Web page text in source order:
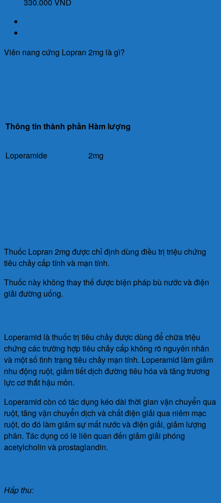
Viên nang cứng Lopran 2mg là gì?
Thông tin thành phần Hàm lượng
Loperamide 2mg
Thuốc Lopran 2mg được chỉ định dùng điều trị triệu chứng
tiêu chảy cấp tính và mạn tính.
Thuốc này không thay thế được biện pháp bù nước và điện
giải đường uống.
Loperamid là thuốc trị tiêu chảy được dùng để chữa triệu
chứng các trường hợp tiêu chảy cấp không rõ nguyên nhân
và một số tình trạng tiêu chảy mạn tính. Loperamid làm giảm
nhu động ruột, giảm tiết dịch đường tiêu hóa và tăng trương
lực cơ thắt hậu môn.
Loperamid còn có tác dụng kéo dài thời gian vận chuyển qua
ruột, tăng vận chuyển dịch và chất điện giải qua niêm mạc
ruột, do đó làm giảm sự mất nước và điện giải, giảm lượng
phân. Tác dụng có lẽ liên quan đến giảm giải phóng
acetylcholin và prostaglandin.
Hấp thu: